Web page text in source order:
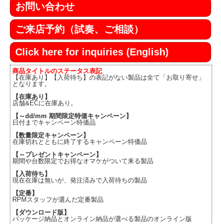
お問い合わせ
ご来店予約（試奏、ご相談）
Click here for inquiries (English)
商品タイトルのステータス表記
【在庫あり】【入荷待ち】の表記がない製品は全て「お取り寄せ」
となります。
【在庫あり】
店舗&ECに在庫あり。
【～dd/mm 期間限定特価キャンペーン】
日付までキャンペーン特価品
【数量限定キャンペーン】
在庫切れとともに終了するキャンペーン特価品
【～プレゼントキャンペーン】
期間や台数限定でお得なオマケがついて来る製品
【入荷待ち】
現在在庫は無いが、発注済みで入荷待ちの製品
【定番】
RPMスタッフが選んだ定番製品
【ダウンロード版】
パッケージ納品とオンライン納品が選べる製品のオンライン版